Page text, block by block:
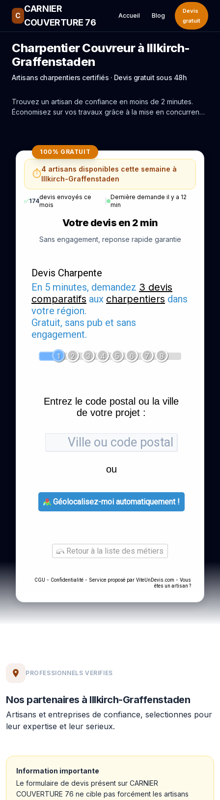
C
CARNIER
COUVERTURE 76
Accueil Blog
Devis
gratuit
Charpentier Couvreur à Illkirch-
Graffenstaden
Artisans charpentiers certifiés · Devis gratuit sous 48h
Trouvez un artisan de confiance en moins de 2 minutes.
Économisez sur vos travaux grâce à la mise en concurrence
100% GRATUIT
⏱️4 artisans disponibles cette semaine à
Illkirch-Graffenstaden
✅174
devis envoyés ce
mois
|
Dernière demande il y a 12
min
Votre devis en 2 min
Sans engagement, reponse rapide garantie
Devis Charpente
En 5 minutes, demandez 3 devis
comparatifs aux charpentiers dans
votre région.
Gratuit, sans pub et sans
engagement.
1 2 3 4 5 6 7 8
Entrez le code postal ou la ville
de votre projet :
ou
Géolocalisez-moi automatiquement !
Retour à la liste des métiers
CGU - Confidentialité - Service proposé par ViteUnDevis.com - Vous
êtes un artisan ?
PROFESSIONNELS VERIFIES
Nos partenaires à Illkirch-Graffenstaden
Artisans et entreprises de confiance, selectionnes pour
leur expertise et leur serieux.
Information importante
Le formulaire de devis présent sur CARNIER
COUVERTURE 76 ne cible pas forcément les artisans